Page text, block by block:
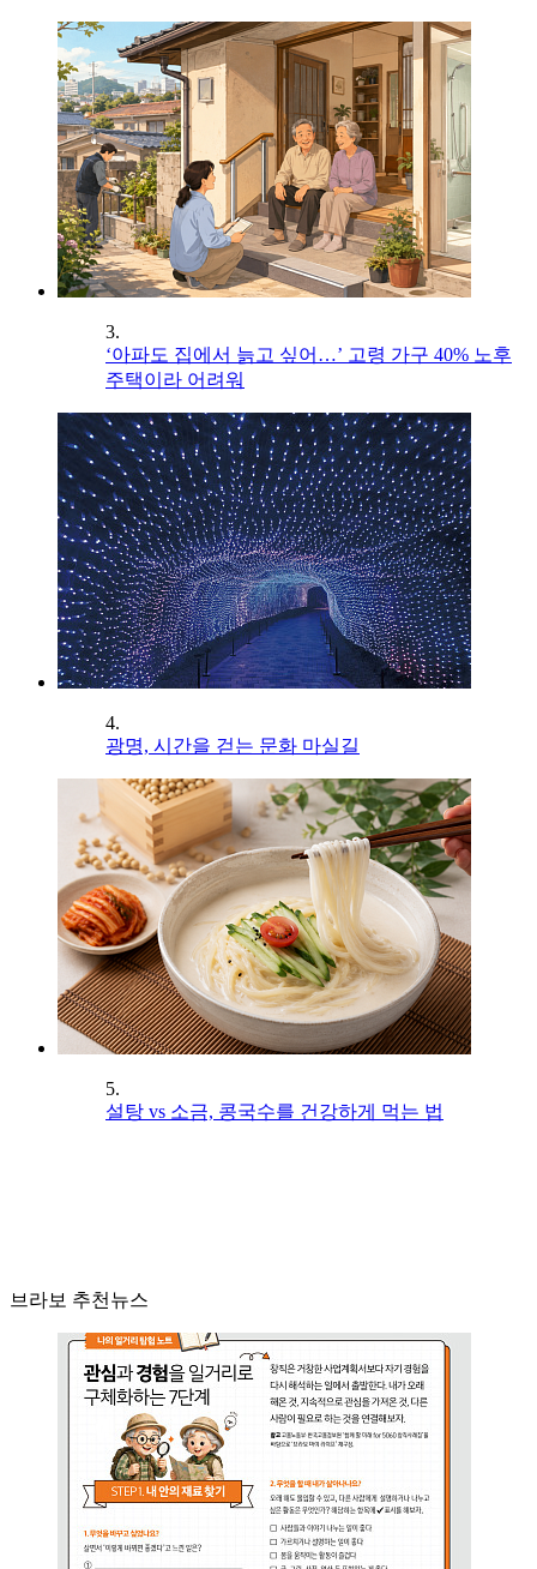
3.
‘아파도 집에서 늙고 싶어…’ 고령 가구 40% 노후
주택이라 어려워
4.
광명, 시간을 걷는 문화 마실길
5.
설탕 vs 소금, 콩국수를 건강하게 먹는 법
브라보 추천뉴스